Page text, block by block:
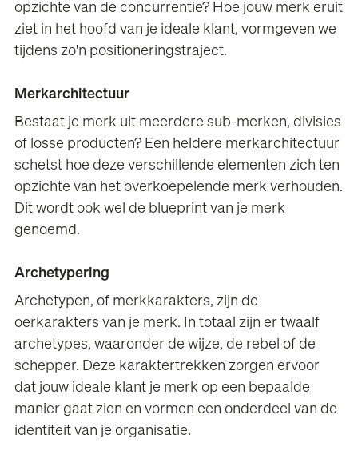
opzichte van de concurrentie? Hoe jouw merk eruit
ziet in het hoofd van je ideale klant, vormgeven we
tijdens zo'n positioneringstraject.
Merkarchitectuur
Bestaat je merk uit meerdere sub-merken, divisies
of losse producten? Een heldere merkarchitectuur
schetst hoe deze verschillende elementen zich ten
opzichte van het overkoepelende merk verhouden.
Dit wordt ook wel de blueprint van je merk
genoemd.
Archetypering
Archetypen, of merkkarakters, zijn de
oerkarakters van je merk. In totaal zijn er twaalf
archetypes, waaronder de wijze, de rebel of de
schepper. Deze karaktertrekken zorgen ervoor
dat jouw ideale klant je merk op een bepaalde
manier gaat zien en vormen een onderdeel van de
identiteit van je organisatie.